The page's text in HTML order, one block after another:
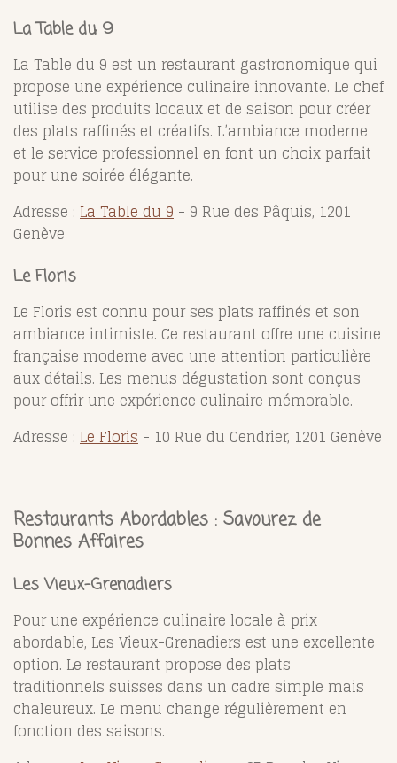
La Table du 9
La Table du 9 est un restaurant gastronomique qui
propose une expérience culinaire innovante. Le chef
utilise des produits locaux et de saison pour créer
des plats raffinés et créatifs. L’ambiance moderne
et le service professionnel en font un choix parfait
pour une soirée élégante.
Adresse : La Table du 9 - 9 Rue des Pâquis, 1201
Genève
Le Floris
Le Floris est connu pour ses plats raffinés et son
ambiance intimiste. Ce restaurant offre une cuisine
française moderne avec une attention particulière
aux détails. Les menus dégustation sont conçus
pour offrir une expérience culinaire mémorable.
Adresse : Le Floris - 10 Rue du Cendrier, 1201 Genève
Restaurants Abordables : Savourez de
Bonnes Affaires
Les Vieux-Grenadiers
Pour une expérience culinaire locale à prix
abordable, Les Vieux-Grenadiers est une excellente
option. Le restaurant propose des plats
traditionnels suisses dans un cadre simple mais
chaleureux. Le menu change régulièrement en
fonction des saisons.